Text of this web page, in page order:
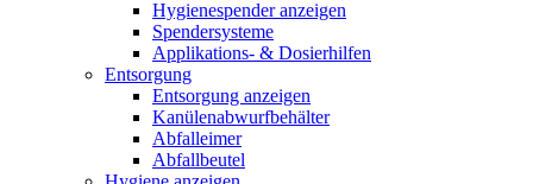
Hygienespender anzeigen
Spendersysteme
Applikations- & Dosierhilfen
Entsorgung
Entsorgung anzeigen
Kanülenabwurfbehälter
Abfalleimer
Abfallbeutel